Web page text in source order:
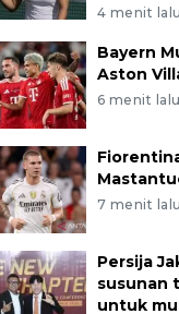
Afrika
2018 11:54 WIB,
4 menit lalu
Bayern
Aston
6 menit lalu
7 menit lalu
Persija
susunan
untuk